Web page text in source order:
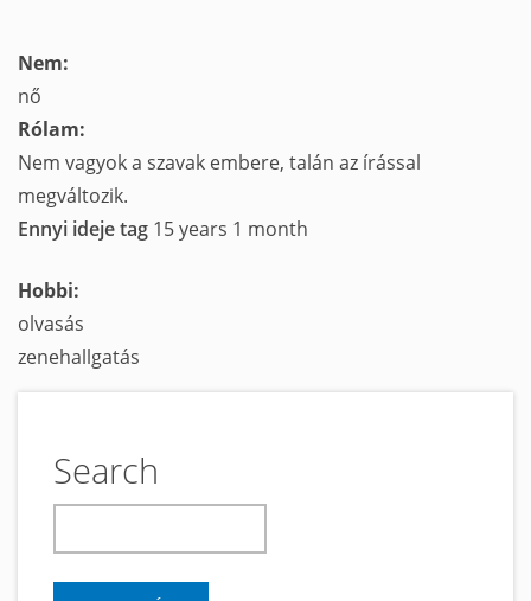
Nem:
nő
Rólam:
Nem vagyok a szavak embere, talán az írással
megváltozik.
Ennyi ideje tag 15 years 1 month
Hobbi:
olvasás
zenehallgatás
Search